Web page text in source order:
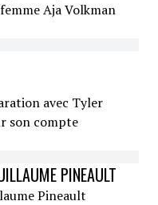
Aja Volkman
avec Tyler
son compte
PINEAULT